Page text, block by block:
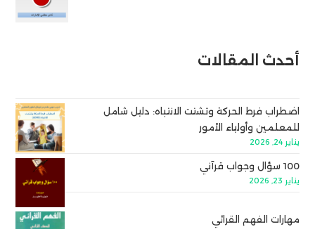
أحدث المقالات
اضطراب فرط الحركة وتشتت الانتباه: دليل شامل
للمعلمين وأولياء الأمور
يناير 24, 2026
100 سؤال وجواب قرآني
يناير 23, 2026
مهارات الفهم القرائي